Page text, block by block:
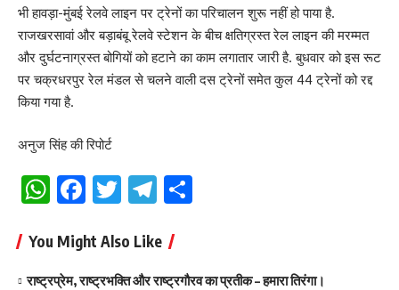
भी हावड़ा-मुंबई रेलवे लाइन पर ट्रेनों का परिचालन शुरू नहीं हो पाया है.
राजखरसावां और बड़ाबंबू रेलवे स्टेशन के बीच क्षतिग्रस्त रेल लाइन की मरम्मत
और दुर्घटनाग्रस्त बोगियों को हटाने का काम लगातार जारी है. बुधवार को इस रूट
पर चक्रधरपुर रेल मंडल से चलने वाली दस ट्रेनों समेत कुल 44 ट्रेनों को रद्द
किया गया है.
अनुज सिंह की रिपोर्ट
WhatsApp
Facebook
TwitterTelegram
You Might Also Like
राष्ट्रप्रेम, राष्ट्रभक्ति और राष्ट्रगौरव का प्रतीक – हमारा तिरंगा।